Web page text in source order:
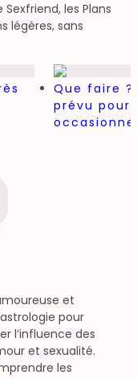
les Plans
légères, sans
Que faire ?
prévu pour
et
pour
l’influence des
et sexualité.
les